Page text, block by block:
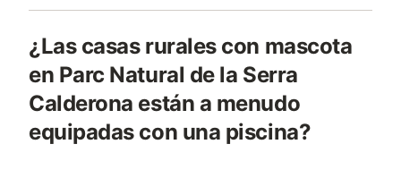
¿Las casas rurales con mascota
en Parc Natural de la Serra
Calderona están a menudo
equipadas con una piscina?